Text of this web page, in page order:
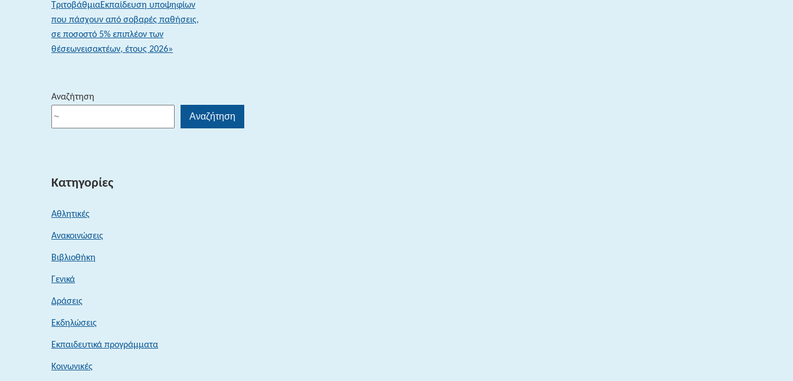
ΤριτοβάθμιαΕκπαίδευση υποψηφίων
που πάσχουν από σοβαρές παθήσεις,
σε ποσοστό 5% επιπλέον των
θέσεωνεισακτέων, έτους 2026»
Αναζήτηση
Αναζήτηση
Κατηγορίες
Αθλητικές
Ανακοινώσεις
Βιβλιοθήκη
Γενικά
Δράσεις
Εκδηλώσεις
Εκπαιδευτικά προγράμματα
Κοινωνικές